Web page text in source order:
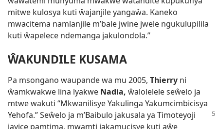
mitwe kulosya kuti ŵajanjile yangaŵa. Kaneko
mwacitema namlanjile m’bale jwine jwele ngukulupilila
kuti ŵapelece ndemanga jakulondola.”
ŴAKUNDILE KUSAMA
Pa msongano waupande wa mu 2005, Thierry ni
ŵamkwakwe lina lyakwe Nadia, ŵalolelele seŵelo ja
mtwe wakuti “Mkwanilisye Yakulinga Yakumcimbicisya
Yehofa.” Seŵelo ja m’Baibulo jakusala ya Timoteyoji
jayice pamtima, mwamti jakamucisye kuti aŵe